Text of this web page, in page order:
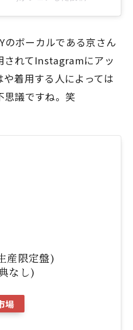
のボーカルである京さん
されてInstagramにアッ
着用する人によっては
思議ですね。笑
産限定盤)
なし)
場